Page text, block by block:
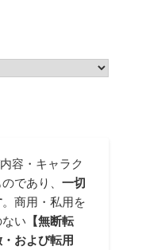
容・キャラク
であり、一切
。商用・私用を
い 【無断転
および転用